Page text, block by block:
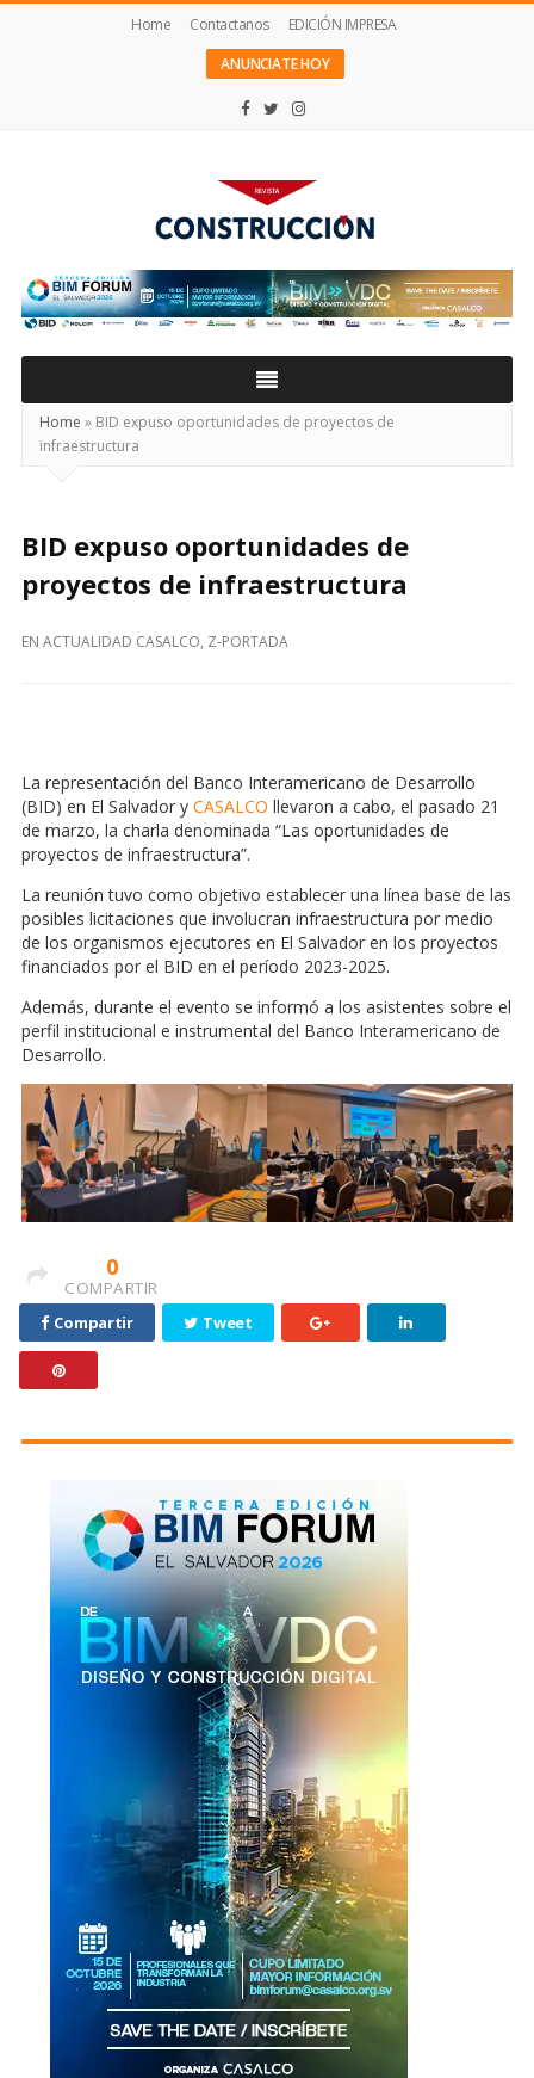
Home Contactanos
EDICIÓN IMPRESA
ANUNCIATE HOY
Construcción
Home » BID expuso oportunidades de proyectos de
infraestructura
BID expuso oportunidades de
proyectos de infraestructura
EN ACTUALIDAD CASALCO, Z-PORTADA
La representación del Banco Interamericano de Desarrollo
(BID) en El Salvador y CASALCO llevaron a cabo, el pasado 21
de marzo, la charla denominada “Las oportunidades de
proyectos de infraestructura”.
La reunión tuvo como objetivo establecer una línea base de las
posibles licitaciones que involucran infraestructura por medio
de los organismos ejecutores en El Salvador en los proyectos
financiados por el BID en el período 2023-2025.
Además, durante el evento se informó a los asistentes sobre el
perfil institucional e instrumental del Banco Interamericano de
Desarrollo.
0
COMPARTIR
Compartir
Tweet